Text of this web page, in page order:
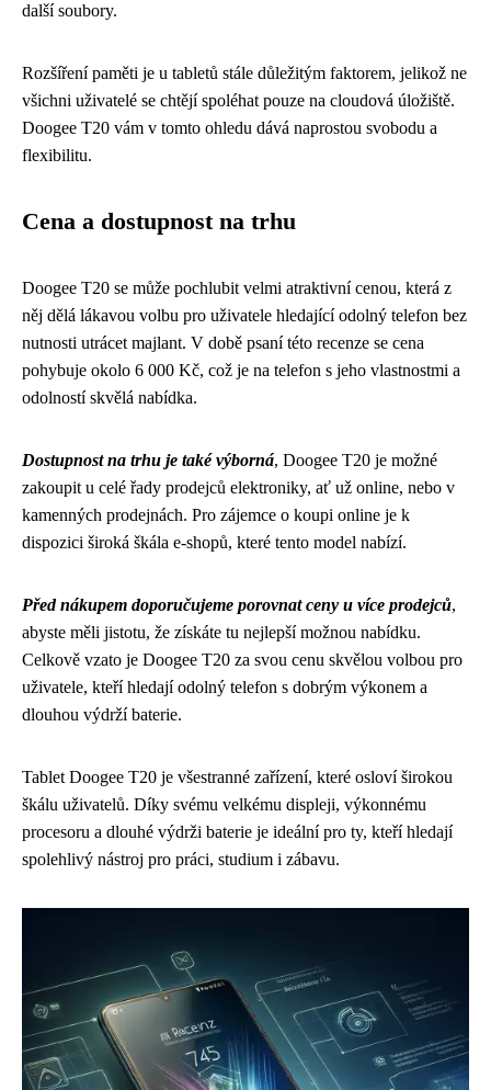
další soubory.
Rozšíření paměti je u tabletů stále důležitým faktorem, jelikož ne
všichni uživatelé se chtějí spoléhat pouze na cloudová úložiště.
Doogee T20 vám v tomto ohledu dává naprostou svobodu a
flexibilitu.
Cena a dostupnost na trhu
Doogee T20 se může pochlubit velmi atraktivní cenou, která z
něj dělá lákavou volbu pro uživatele hledající odolný telefon bez
nutnosti utrácet majlant. V době psaní této recenze se cena
pohybuje okolo 6 000 Kč, což je na telefon s jeho vlastnostmi a
odolností skvělá nabídka.
Dostupnost na trhu je také výborná, Doogee T20 je možné
zakoupit u celé řady prodejců elektroniky, ať už online, nebo v
kamenných prodejnách. Pro zájemce o koupi online je k
dispozici široká škála e-shopů, které tento model nabízí.
Před nákupem doporučujeme porovnat ceny u více prodejců,
abyste měli jistotu, že získáte tu nejlepší možnou nabídku.
Celkově vzato je Doogee T20 za svou cenu skvělou volbou pro
uživatele, kteří hledají odolný telefon s dobrým výkonem a
dlouhou výdrží baterie.
Tablet Doogee T20 je všestranné zařízení, které osloví širokou
škálu uživatelů. Díky svému velkému displeji, výkonnému
procesoru a dlouhé výdrži baterie je ideální pro ty, kteří hledají
spolehlivý nástroj pro práci, studium i zábavu.